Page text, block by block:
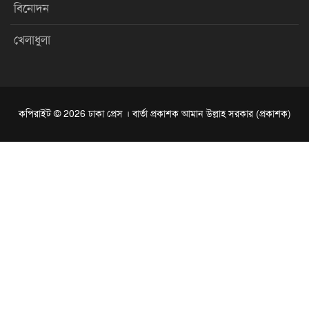
বিনোদন
খেলাধুলা
কপিরাইট © 2026 ঢাকা প্রেস । বার্তা প্রকাশক আমান উল্লাহ সরকার (প্রকাশক)